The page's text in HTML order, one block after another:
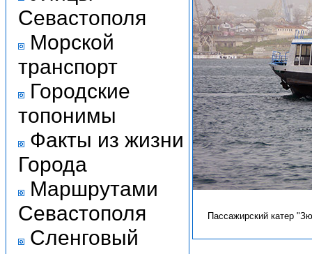
Севастополя
Морской
транспорт
Городские
топонимы
Факты из жизни
Города
Маршрутами
Севастополя
Сленговый
Пассажирский катер